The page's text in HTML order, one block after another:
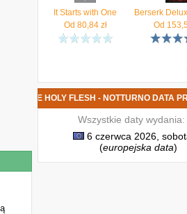
It Starts with One
Od 80,84zł
Od
THE HOLY FLESH - NOTTURNO DATA
Wszystkie daty wydania:
6 czerwca 2026,
(europejska data)